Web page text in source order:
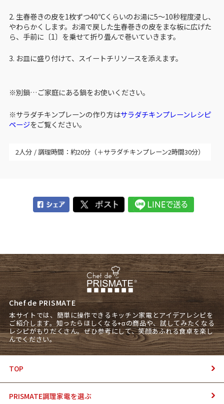
2. 生春巻きの皮を1枚ずつ40℃くらいのお湯に5～10秒程度浸し、
やわらかくします。お湯で戻した生春巻きの皮をまな板に広げた
ら、手前に〔1〕を乗せて折り畳んで巻いていきます。
3. お皿に盛り付けて、スイートチリソースを添えます。
※別鍋…ご家庭にある鍋をお使いください。
※サラダチキンプレーンの作り方はサラダチキンプレーンレシピ
ページをご覧ください。
2人分 調理時間：約20分（＋サラダチキンプレーン2時間30分）
Chef de PRISMATE
本サイトでは、簡単に操作できるキッチン家電とアイデアレシピを
ご紹介します。知ったらほしくなる+αの商品や、試してみたくなる
レシピがもりだくさん。ぜひ参考にして、笑顔あふれる食卓を楽し
んでください。
TOP
PRISMATE調理家電を選ぶ